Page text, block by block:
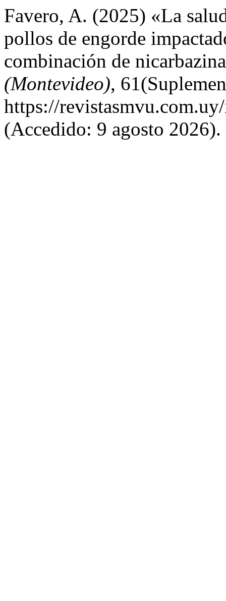
Favero, A. (2025) «La
pollos de engorde
combinación de
(Montevideo),
https://
(Accedido: 9 agosto 2026).